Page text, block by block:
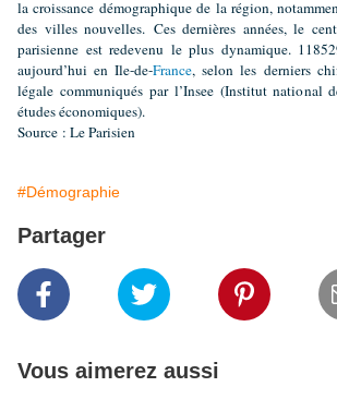
la croissance démographique de la région,
des villes nouvelles. Ces dernières années, le
parisienne est redevenu le plus dynamique.
aujourd’hui en Ile-de-France, selon les derniers
légale communiqués par l’Insee (Institut national
études économiques).
Source : Le Parisien
#Démographie
Partager
Vous aimerez aussi